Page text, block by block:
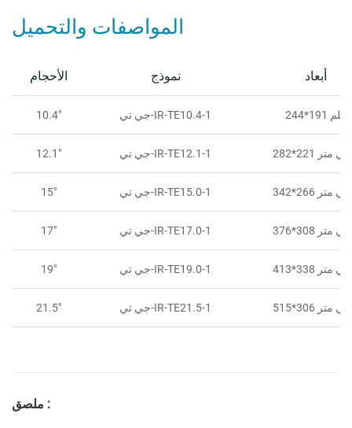
المواصفات والتحميل
الأحجام نموذج أبعاد
10.4" جي تي-IR-TE10.4-1 244*191 ملم
12.1" جي تي-IR-TE12.1-1 مللي متر
15" جي تي-IR-TE15.0-1 مللي متر
17" جي تي-IR-TE17.0-1 مللي متر
19" جي تي-IR-TE19.0-1 مللي متر
21.5" جي تي-IR-TE21.5-1 مللي متر
ملصق :